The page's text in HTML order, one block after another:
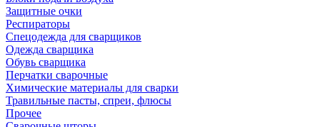
Защитные очки
Респираторы
Спецодежда для сварщиков
Одежда сварщика
Обувь сварщика
Перчатки сварочные
Химические материалы для сварки
Травильные пасты, спреи, флюсы
Прочее